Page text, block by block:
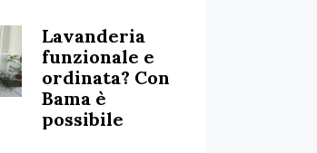
Lavanderia
funzionale e
ordinata? Con
Bama è
possibile